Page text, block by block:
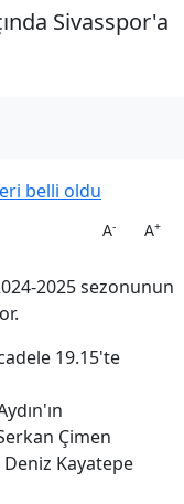
Sivasspor'a
A- A+
2025 sezonunun
19.15'te
Çimen
Kayatepe